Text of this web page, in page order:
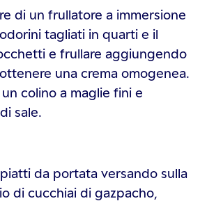
di un frullatore a immersione
tagliati in quarti e il
e frullare aggiungendo
una crema omogenea.
colino a maglie fini e
sale.
da portata versando sulla
di cucchiai di gazpacho,